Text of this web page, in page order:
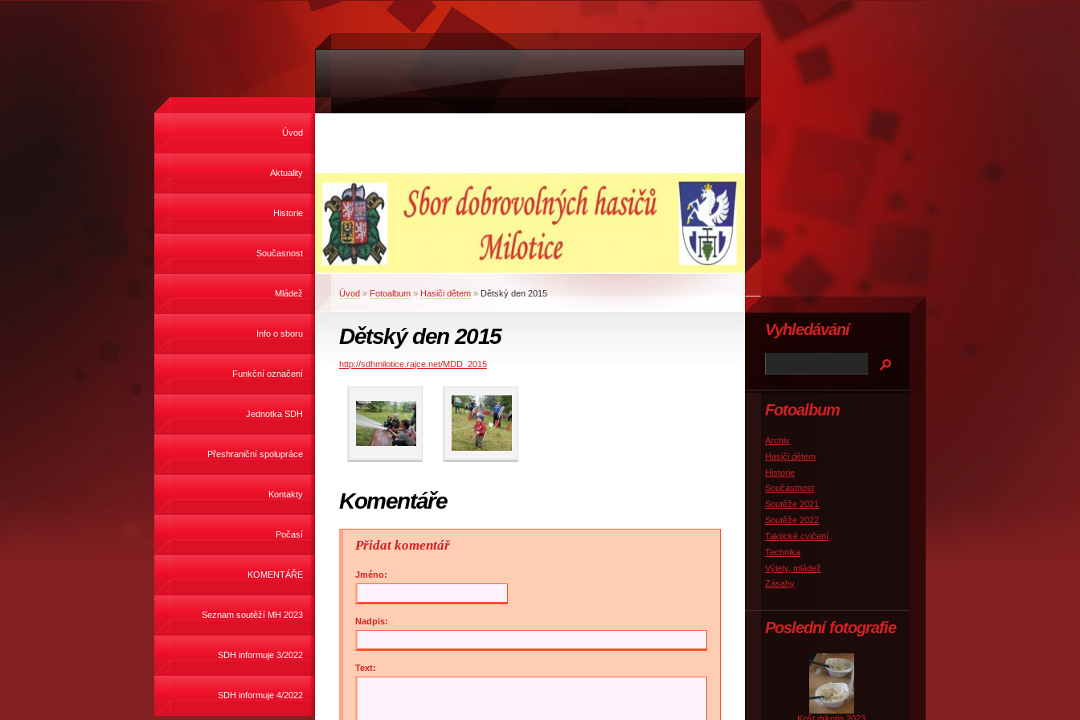
Úvod
Aktuality
Historie
Současnost
Mládež
Info o sboru
Funkční označení
Jednotka SDH
Přeshraniční spolupráce
Kontakty
Počasí
KOMENTÁŘE
Seznam soutěží MH 2023
SDH informuje 3/2022
SDH informuje 4/2022
Úvod » Fotoalbum » Hasiči dětem » Dětský den 2015
Dětský den 2015
http://sdhmilotice.rajce.net/MDD_2015
Komentáře
Přidat komentář
Jméno:
Nadpis:
Text:
Fotoalbum
Archiv
Hasiči dětem
Historie
Součastnost
Soutěže 2021
Soutěže 2022
Taktické cvičení
Technika
Výlety, mládež
Zásahy
Poslední fotografie
Vyhledávání